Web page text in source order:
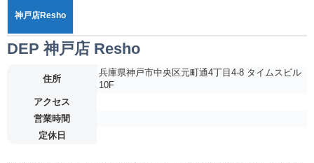
神戸店Resho
DEP 神戸店 Resho
住所
兵庫県神戸市中央区元町通4丁目4-8 タイムスビル
10F
アクセス
営業時間
定休日